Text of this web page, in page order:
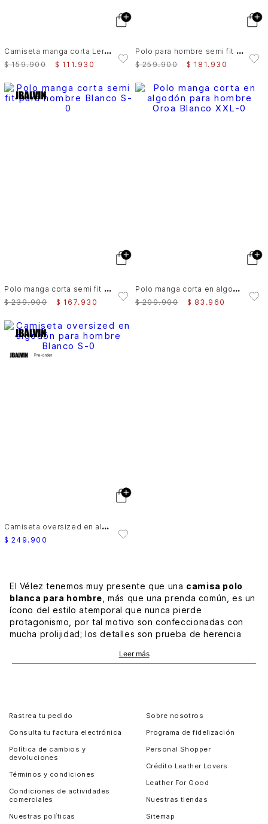
C
amiseta manga corta Lerici para hombre semi fitted
$ 159.900 $ 111 . 930
P
olo para hombre semi fit detalle jacquard
$ 259.900 $ 181 . 930
P
olo manga corta semi fit para hombre
$ 239.900 $ 167. 930
P
olo manga corta en algodón para hombre Oroa
$ 209.900 $ 83 .960
C
amiseta oversized en algodón para hombre
$ 249 . 900
El Vélez tenemos muy presente que una camisa polo
blanca para hombre , más que una prenda común, es un
ícono del estilo atemporal que nunca pierde
protagonismo, por tal motivo son confeccionadas con
mucha prolijidad; los detalles son prueba de herencia
minimalistas, reúne carácter, fuerza y actitud. Para la
cotidianidad y los instantes que admiten toques ligeros,
Camisa blanca tipo polo
Nos atrevemos a decir que una
hombreno es esencial en sí misma, lo fundamental son
las posibilidades que ofrece, especialmente, si los
tejidos, el fit y los elementos decorativos cuentan
Leer más
Rastrea tu pedido
Consulta tu factura electrónica
Política de cambios y
devoluciones
Términos y condiciones
Condiciones de actividades
comerciales
Nuestras políticas
Sobre nosotros
Programa de fidelización
Personal Shopper
Crédito Leather Lovers
Leather For Good
Nuestras tiendas
Sitemap